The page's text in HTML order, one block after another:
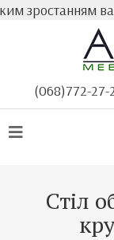
(068)772-27-
Стіл